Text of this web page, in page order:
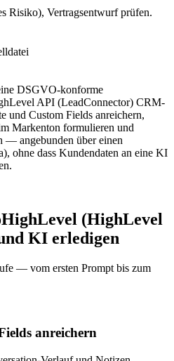
Risiko), Vertragsentwurf prüfen.
DSGVO-konforme
API (LeadConnector) CRM-
und Custom Fields anreichern,
Markenton formulieren und
— angebunden über einen
ohne dass Kundendaten an eine KI
(HighLevel
KI erledigen
— vom ersten Prompt bis zum
anreichern